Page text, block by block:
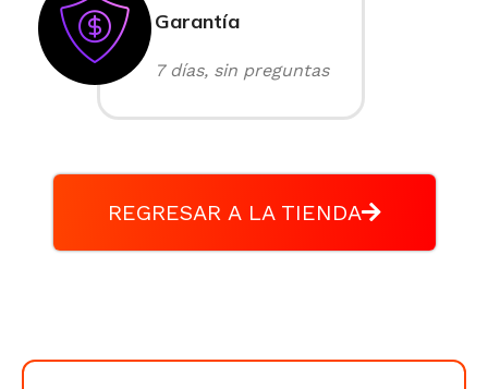
Garantía
7 días, sin preguntas
REGRESAR A LA TIENDA